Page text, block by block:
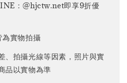
：@hjctw.net即享9折優
為實物拍攝
、拍攝光線等因素，照片與實
品以實物為準